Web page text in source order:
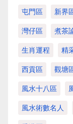
屯門區 新界
灣仔區 煮茶
生肖運程 精
西貢區 觀塘
風水十八區
風水術數名人